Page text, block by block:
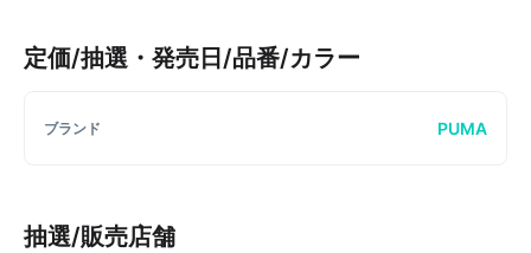
定価/抽選・発売日/品番/カラー
ブランド PUMA
抽選/販売店舗